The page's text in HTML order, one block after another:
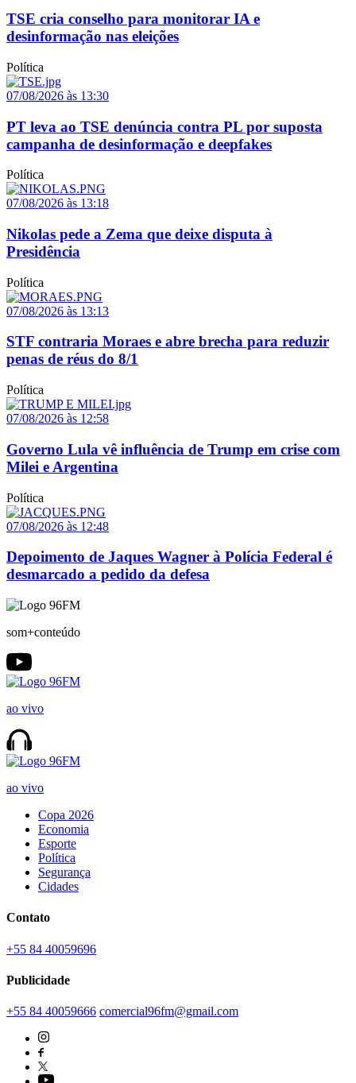
TSE cria conselho para monitorar IA e
desinformação nas eleições
Política
07/08/2026 às 13:30
PT leva ao TSE denúncia contra PL por suposta
campanha de desinformação e deepfakes
Política
07/08/2026 às 13:18
Nikolas pede a Zema que deixe disputa à
Presidência
Política
07/08/2026 às 13:13
STF contraria Moraes e abre brecha para reduzir
penas de réus do 8/1
Política
07/08/2026 às 12:58
Governo Lula vê influência de Trump em crise com
Milei e Argentina
Política
07/08/2026 às 12:48
Depoimento de Jaques Wagner à Polícia Federal é
desmarcado a pedido da defesa
som+conteúdo
ao vivo
ao vivo
Copa 2026
Economia
Esporte
Política
Segurança
Cidades
Contato
+55 84 40059696
Publicidade
+55 84 40059666 comercial96fm@gmail.com